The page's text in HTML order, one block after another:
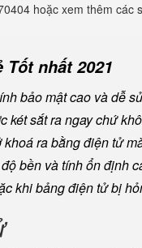
hoặc xem thêm các
Tốt nhất 2021
bảo mật cao và dễ
sắt ra ngay chứ
ra bằng điện tử
bền và tính ổn định
khi bảng điện tử bị